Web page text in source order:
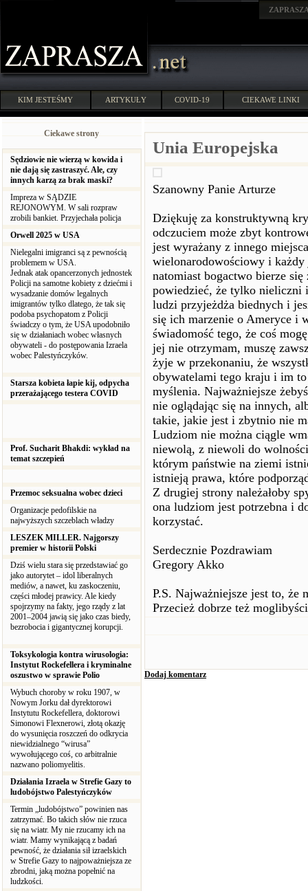
KIM JESTEŚMY ARTYKUŁY COVID-19 CIEKAWE LINKI
Ciekawe strony
Sędziowie nie wierzą w kowida i
nie dają się zastraszyć. Ale, czy
innych karzą za brak maski?
Impreza w SĄDZIE
REJONOWYM. W sali rozpraw
zrobili bankiet. Przyjechała policja
Orwell 2025 w USA
Nielegalni imigranci są z pewnością
problemem w USA.
Jednak atak opancerzonych jednostek
Policji na samotne kobiety z dziećmi i
wysadzanie domów legalnych
imigrantów tylko dlatego, że tak się
podoba psychopatom z Policji
świadczy o tym, że USA upodobniło
się w działaniach wobec własnych
obywateli - do postępowania Izraela
wobec Palestyńczyków.
Starsza kobieta łapie kij, odpycha
przerażającego testera COVID
Prof. Sucharit Bhakdi: wykład na
temat szczepień
Przemoc seksualna wobec dzieci
Organizacje pedofilskie na
najwyższych szczeblach władzy
LESZEK MILLER. Najgorszy
premier w historii Polski
Dziś wielu stara się przedstawiać go
jako autorytet – idol liberalnych
mediów, a nawet, ku zaskoczeniu,
części młodej prawicy. Ale kiedy
spojrzymy na fakty, jego rządy z lat
2001–2004 jawią się jako czas biedy,
bezrobocia i gigantycznej korupcji.
Toksykologia kontra wirusologia:
Instytut Rockefellera i kryminalne
oszustwo w sprawie Polio
Wybuch choroby w roku 1907, w
Nowym Jorku dał dyrektorowi
Instytutu Rockefellera, doktorowi
Simonowi Flexnerowi, złotą okazję
do wysunięcia roszczeń do odkrycia
niewidzialnego “wirusa”
wywołującego coś, co arbitralnie
nazwano poliomyelitis.
Działania Izraela w Strefie Gazy to
ludobójstwo Palestyńczyków
Termin „ludobójstwo” powinien nas
zatrzymać. Bo takich słów nie rzuca
się na wiatr. My nie rzucamy ich na
wiatr. Mamy wynikającą z badań
pewność, że działania sił izraelskich
w Strefie Gazy to najpoważniejsza ze
zbrodni, jaką można popełnić na
ludzkości.
Unia Europejska
Szanowny Panie Arturze
Dziękuję za konstruktywną
odczuciem może zbyt
jest wyrażany z innego
wielonarodowościowy i każdy
natomiast bogactwo bierze
powiedzieć, że tylko nieliczni
ludzi przyjeżdża biednych i
się ich marzenie o Ameryce i
świadomość tego, że coś
jej nie otrzymam, muszę
żyje w przekonaniu, że
obywatelami tego kraju i im to
myślenia. Najważniejsze
nie oglądając się na innych,
takie, jakie jest i zbytnio nie
Ludziom nie można ciągle
niewolą, z niewoli do
którym państwie na ziemi
istnieją prawa, które
Z drugiej strony należałoby
ona ludziom jest potrzebna i
korzystać.
Serdecznie Pozdrawiam
Gregory Akko
P.S. Najważniejsze jest to, że
Przecież dobrze też
Dodaj komentarz